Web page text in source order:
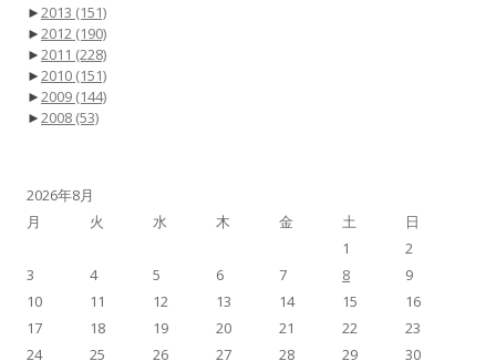
►2013 (151)
►2012 (190)
►2011 (228)
►2010 (151)
►2009 (144)
►2008 (53)
2026年8月
月
火 水 木 金 土
日
1
2
3
4 5 6 7 8
9
10
11 12 13 14 15
16
17
18 19 20 21 22
23
24
25 26 27 28 29 30